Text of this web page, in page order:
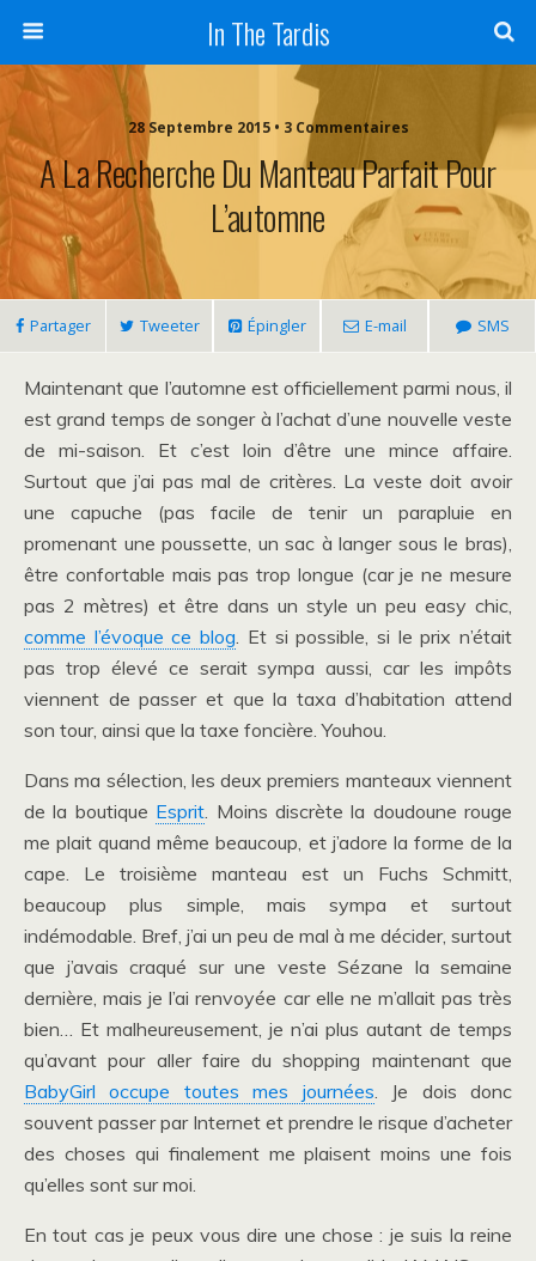
In The Tardis
28 Septembre 2015 • 3 Commentaires
A La Recherche Du Manteau Parfait Pour
L’automne
Partager Tweeter Épingler E-mail SMS
Maintenant que l’automne est officiellement parmi nous, il
est grand temps de songer à l’achat d’une nouvelle veste
de mi-saison. Et c’est loin d’être une mince affaire.
Surtout que j’ai pas mal de critères. La veste doit avoir
une capuche (pas facile de tenir un parapluie en
promenant une poussette, un sac à langer sous le bras),
être confortable mais pas trop longue (car je ne mesure
pas 2 mètres) et être dans un style un peu easy chic,
comme l’évoque ce blog. Et si possible, si le prix n’était
pas trop élevé ce serait sympa aussi, car les impôts
viennent de passer et que la taxa d’habitation attend
son tour, ainsi que la taxe foncière. Youhou.
Dans ma sélection, les deux premiers manteaux viennent
de la boutique Esprit. Moins discrète la doudoune rouge
me plait quand même beaucoup, et j’adore la forme de la
cape. Le troisième manteau est un Fuchs Schmitt,
beaucoup plus simple, mais sympa et surtout
indémodable. Bref, j’ai un peu de mal à me décider, surtout
que j’avais craqué sur une veste Sézane la semaine
dernière, mais je l’ai renvoyée car elle ne m’allait pas très
bien… Et malheureusement, je n’ai plus autant de temps
qu’avant pour aller faire du shopping maintenant que
BabyGirl occupe toutes mes journées. Je dois donc
souvent passer par Internet et prendre le risque d’acheter
des choses qui finalement me plaisent moins une fois
qu’elles sont sur moi.
En tout cas je peux vous dire une chose : je suis la reine